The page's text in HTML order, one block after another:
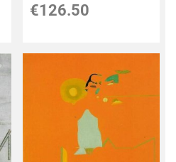
€126.50